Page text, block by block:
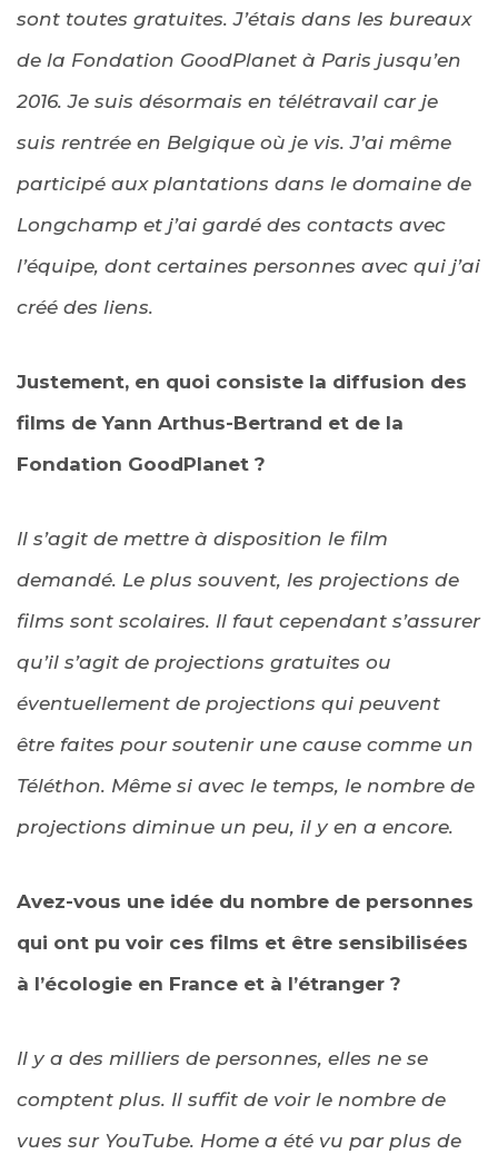
sont toutes gratuites. J’étais dans les bureaux
de la Fondation GoodPlanet à Paris jusqu’en
2016. Je suis désormais en télétravail car je
suis rentrée en Belgique où je vis. J’ai même
participé aux plantations dans le domaine de
Longchamp et j’ai gardé des contacts avec
l’équipe, dont certaines personnes avec qui j’ai
créé des liens.
Justement, en quoi consiste la diffusion des
films de Yann Arthus-Bertrand et de la
Fondation GoodPlanet ?
Il s’agit de mettre à disposition le film
demandé. Le plus souvent, les projections de
films sont scolaires. Il faut cependant s’assurer
qu’il s’agit de projections gratuites ou
éventuellement de projections qui peuvent
être faites pour soutenir une cause comme un
Téléthon. Même si avec le temps, le nombre de
projections diminue un peu, il y en a encore.
Avez-vous une idée du nombre de personnes
qui ont pu voir ces films et être sensibilisées
à l’écologie en France et à l’étranger ?
Il y a des milliers de personnes, elles ne se
comptent plus. Il suffit de voir le nombre de
vues sur YouTube. Home a été vu par plus de